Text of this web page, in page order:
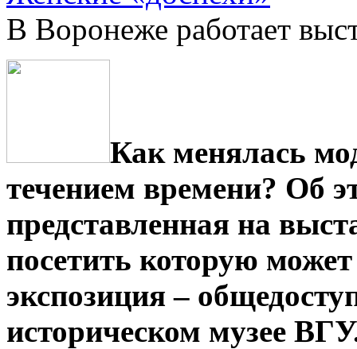
В Воронеже работает
Как менялась
течением времени? Об
представленная на
посетить которую
экспозиция –
историческом музее